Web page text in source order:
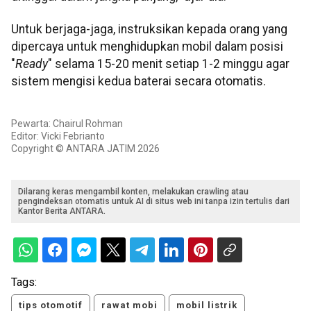
Untuk berjaga-jaga, instruksikan kepada orang yang
dipercaya untuk menghidupkan mobil dalam posisi
"Ready" selama 15-20 menit setiap 1-2 minggu agar
sistem mengisi kedua baterai secara otomatis.
Pewarta: Chairul Rohman
Editor: Vicki Febrianto
Copyright © ANTARA JATIM 2026
Dilarang keras mengambil konten, melakukan crawling atau
pengindeksan otomatis untuk AI di situs web ini tanpa izin tertulis dari
Kantor Berita ANTARA.
Tags:
tips otomotif rawat mobi mobil listrik